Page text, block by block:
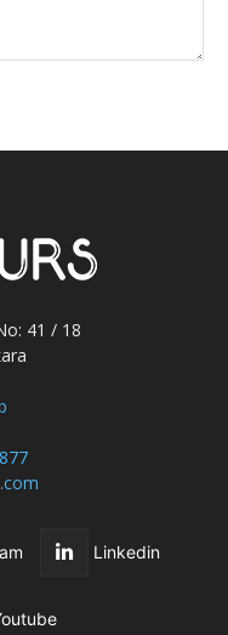
41 / 18
Linkedin